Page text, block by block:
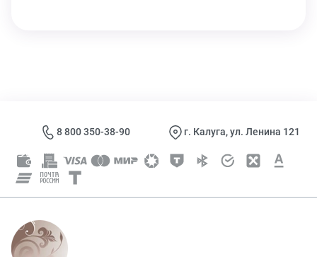
8 800 350-38-90 г. Калуга, ул. Ленина 121